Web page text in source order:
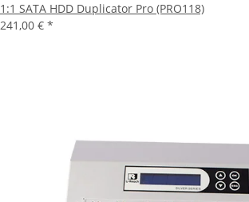
1:1 SATA HDD Duplicator Pro (PRO118)
241,00 € *